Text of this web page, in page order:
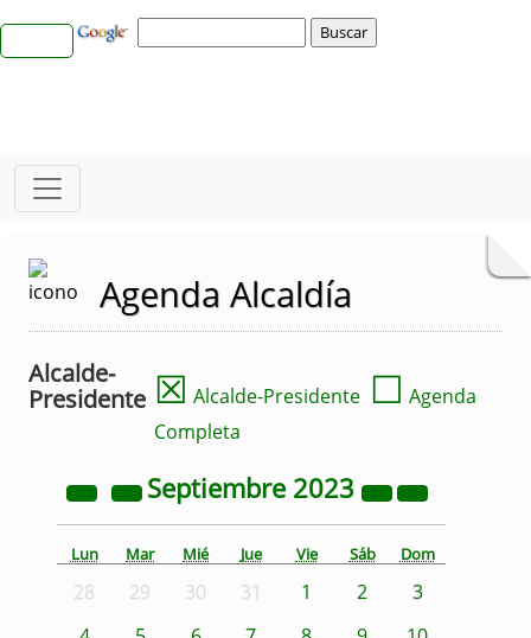
Agenda Alcaldía
Alcalde-
Presidente ☒ Alcalde-Presidente ☐ Agenda
Completa
Septiembre 2023
Lun Mar Mié Jue Vie Sáb Dom
28 29 30 31 1 2
3